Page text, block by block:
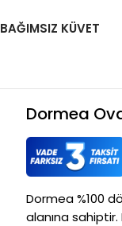
BAĞIMSIZ KÜVET
Dormea
Dormea %100
alanına